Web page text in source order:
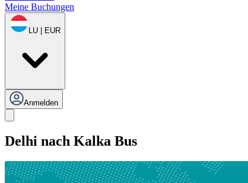
Meine Buchungen
LU | EUR
Anmelden
Delhi nach Kalka Bus